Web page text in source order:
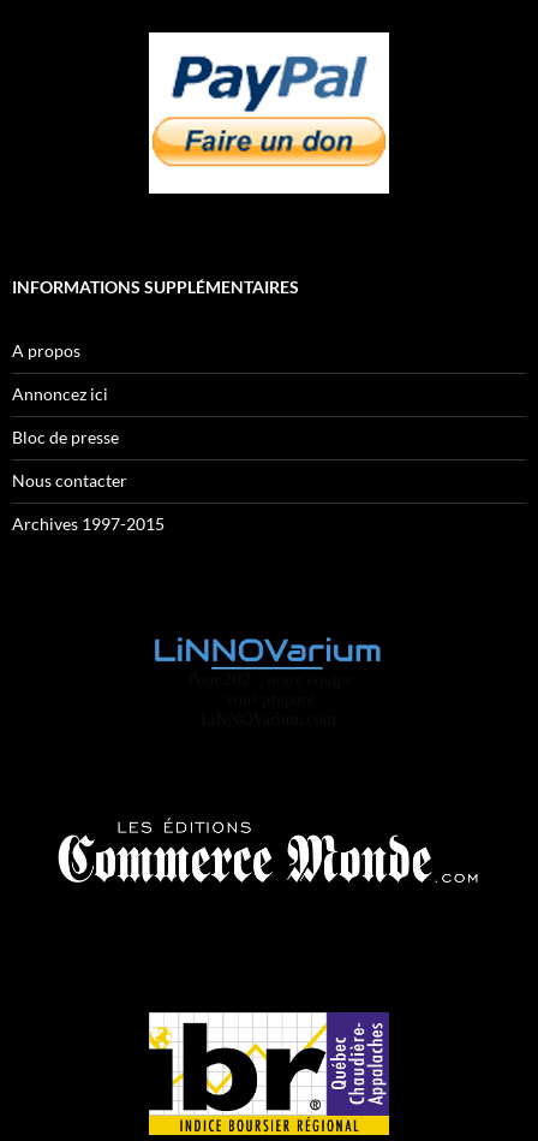
INFORMATIONS SUPPLÉMENTAIRES
A propos
Annoncez ici
Bloc de presse
Nous contacter
Archives 1997-2015